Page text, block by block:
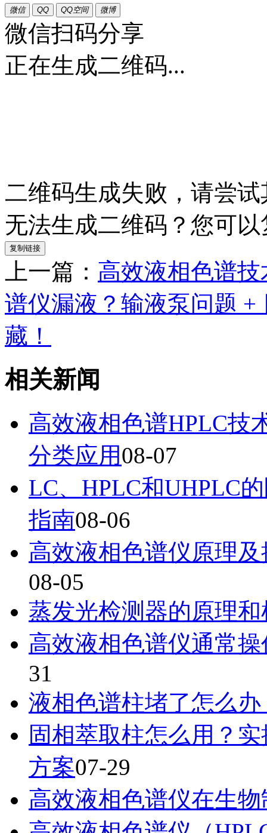
微信 QQ QQ空间 微博
微信扫码分享
正在生成二维码...
二维码生成失败，请尝
无法生成二维码？您可
复制链接
上一篇： 高效液相色谱
谱仪漏液？输液泵问题
藏！
相关新闻
高效液相色谱HPLC技
分类应用08-07
LC、HPLC和UHPLC
指南08-06
高效液相色谱仪原理
08-05
蒸发光检测器的原理
高效液相色谱仪通常
31
液相色谱柱堵了怎么
固相萃取柱怎么用？
方案07-29
高效液相色谱仪在生